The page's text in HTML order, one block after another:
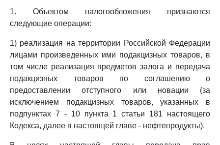
1. Объектом налогообложения признаются
следующие операции:
1) реализация на территории Российской Федерации
лицами произведенных ими подакцизных товаров, в
том числе реализация предметов залога и передача
подакцизных товаров по соглашению о
предоставлении отступного или новации (за
исключением подакцизных товаров, указанных в
подпунктах 7 - 10 пункта 1 статьи 181 настоящего
Кодекса, далее в настоящей главе - нефтепродукты).